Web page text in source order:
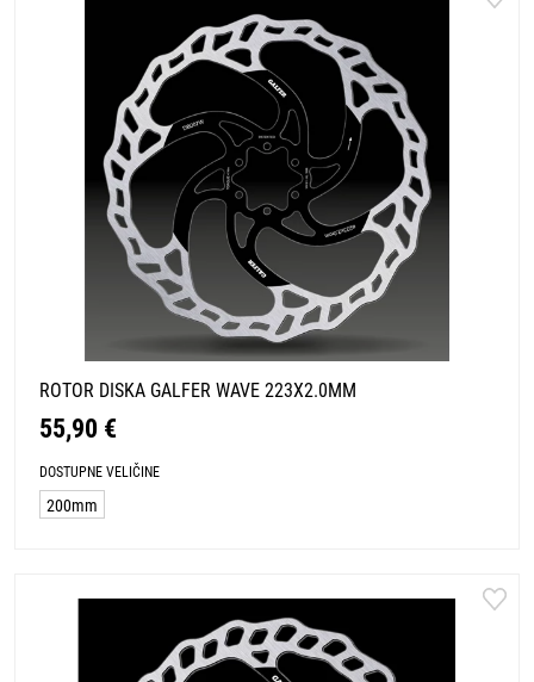
ROTOR DISKA GALFER WAVE 223X2.0MM
55,90 €
DOSTUPNE VELIČINE
200mm